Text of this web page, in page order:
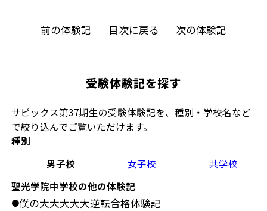
受験体験記を探す
サピックス第37期生の受験体験記を、種別・学校名など
で絞り込んでご覧いただけます。
種別
男子校
女子校
共学校
聖光学院中学校の他の体験記
●僕の大大大大大逆転合格体験記
前の体験記 目次に戻る 次の体験記